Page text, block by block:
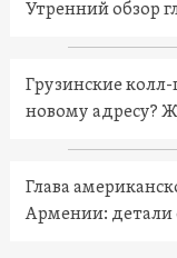
Утренний обзор
Грузинские
новому адресу?
Глава
Армении: